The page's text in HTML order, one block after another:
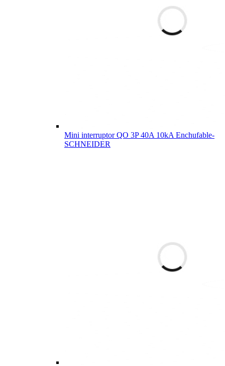
Mini interruptor QO 3P 40A 10kA Enchufable-
SCHNEIDER